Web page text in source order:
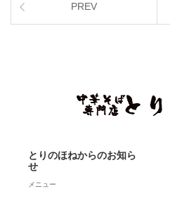
PREV
とりのほねからのお知ら
せ
メニュー